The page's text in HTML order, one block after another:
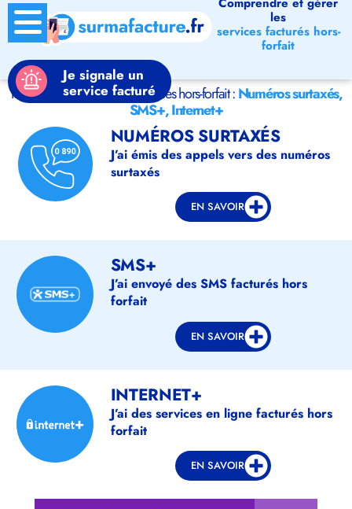
les
services facturés hors-
forfait
Je signale un
service facturé
Tout savoir ou signaler les services hors-forfait :Numéros surtaxés,
SMS+, Internet+
NUMÉROS SURTAXÉS
J’ai émis des appels vers des numéros
surtaxés
EN SAVOIR
SMS+
J’ai envoyé des SMS facturés hors
forfait
EN SAVOIR
INTERNET+
J’ai des services en ligne facturés hors
forfait
EN SAVOIR